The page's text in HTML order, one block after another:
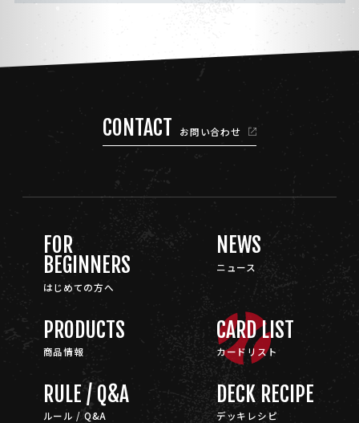
CONTACT お問い合わせ
FOR
BEGINNERS
はじめての方へ
NEWS
ニュース
PRODUCTS
商品情報
CARD LIST
カードリスト
RULE / Q&A
ルール / Q&A
DECK RECIPE
デッキレシピ